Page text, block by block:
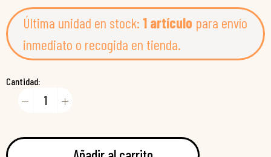
Última unidad en stock: 1 artículo para envío
inmediato o recogida en tienda.
Cantidad: